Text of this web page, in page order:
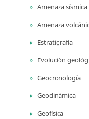
Amenaza sísmica
Amenaza
Estratigrafía
Evolución
Geocronología
Geodinámica
Geofísica